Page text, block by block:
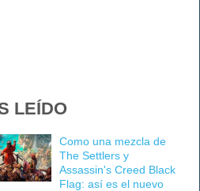
LEÍDO
Como una mezcla de
The Settlers y
Assassin's Creed Black
Flag: así es el nuevo